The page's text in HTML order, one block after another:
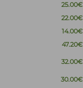
25.00€
22.00€
14.00€
47.20€
32.00€
30.00€